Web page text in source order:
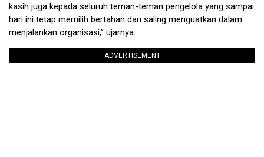
kasih juga kepada seluruh teman-teman pengelola yang sampai
hari ini tetap memilih bertahan dan saling menguatkan dalam
menjalankan organisasi,” ujarnya.
ADVERTISEMENT